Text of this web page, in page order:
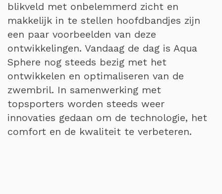
blikveld met onbelemmerd zicht en
makkelijk in te stellen hoofdbandjes zijn
een paar voorbeelden van deze
ontwikkelingen. Vandaag de dag is Aqua
Sphere nog steeds bezig met het
ontwikkelen en optimaliseren van de
zwembril. In samenwerking met
topsporters worden steeds weer
innovaties gedaan om de technologie, het
comfort en de kwaliteit te verbeteren.